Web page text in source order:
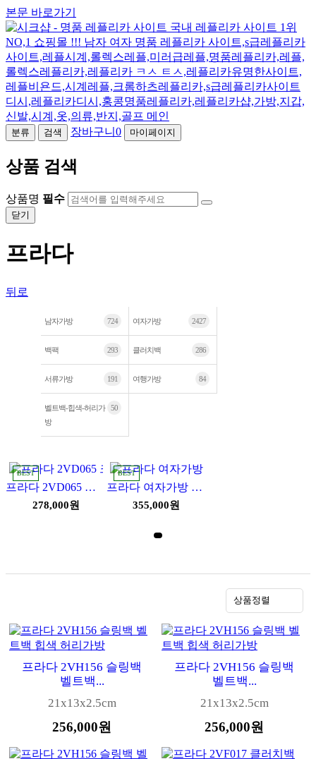
본문 바로가기
분류 검색 장바구니 0 마이페이지
상품 검색
상품명 필수
닫기
프라다
뒤로
남자가방 724 여자가방 2427
백팩 293 클러치백 286
서류가방 191 여행가방 84
벨트백-힙색-허리가
방
50
BEST
프라다 2VD065 크로스백 숄더백 남자가방
278,000원
BEST
프라다 여자가방 1BA906
355,000원
상품정렬
프라다 2VH156 슬링백
벨트백...
21x13x2.5cm
256,000원
프라다 2VH156 슬링백
벨트백...
21x13x2.5cm
256,000원